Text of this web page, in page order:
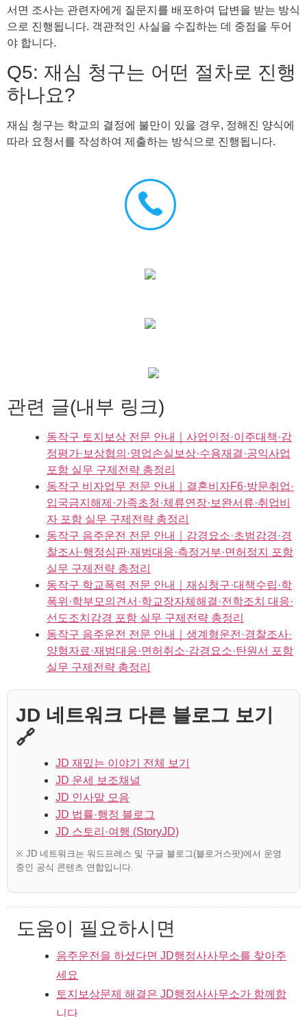
서면 조사는 관련자에게 질문지를 배포하여 답변을 받는 방식
으로 진행됩니다. 객관적인 사실을 수집하는 데 중점을 두어
야 합니다.
Q5: 재심 청구는 어떤 절차로 진행
하나요?
재심 청구는 학교의 결정에 불만이 있을 경우, 정해진 양식에
따라 요청서를 작성하여 제출하는 방식으로 진행됩니다.
관련 글(내부 링크)
동작구 토지보상 전문 안내｜사업인정·이주대책·감
정평가·보상협의·영업손실보상·수용재결·공익사업
포함 실무 구제전략 총정리
동작구 비자업무 전문 안내｜결혼비자F6·방문취업·
입국금지해제·가족초청·체류연장·보완서류·취업비
자 포함 실무 구제전략 총정리
동작구 음주운전 전문 안내｜감경요소·초범감경·경
찰조사·행정심판·재범대응·측정거부·면허정지 포함
실무 구제전략 총정리
동작구 학교폭력 전문 안내｜재심청구·대책수립·학
폭위·학부모의견서·학교장자체해결·전학조치 대응·
선도조치감경 포함 실무 구제전략 총정리
동작구 음주운전 전문 안내｜생계형운전·경찰조사·
양형자료·재범대응·면허취소·감경요소·탄원서 포함
실무 구제전략 총정리
JD 네트워크 다른 블로그 보기
🔗
JD 재밌는 이야기 전체 보기
JD 운세 보조채널
JD 인사말 모음
JD 법률·행정 블로그
JD 스토리·여행 (StoryJD)
※ JD 네트워크는 워드프레스 및 구글 블로그(블로거스팟)에서 운영
중인 공식 콘텐츠 연합입니다.
도움이 필요하시면
음주운전을 하셨다면 JD행정사사무소를 찾아주
세요
토지보상문제 해결은 JD행정사사무소가 함께합
니다